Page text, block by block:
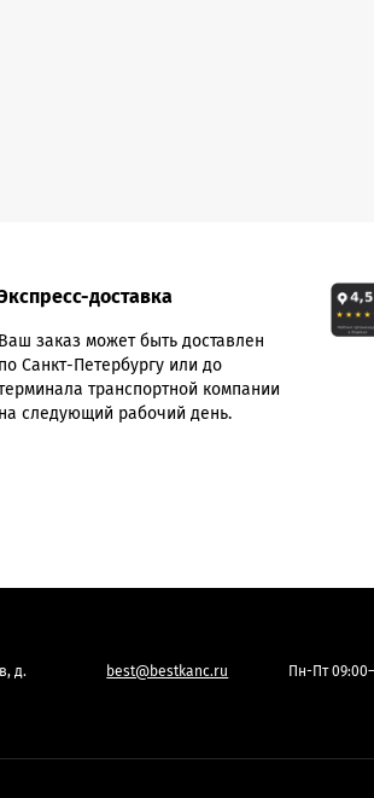
доставка
Ваш заказ может быть доставлен
по Санкт-Петербургу или до
транспортной компании
на следующий рабочий день.
д.
best@bestkanc.ru Пн-Пт